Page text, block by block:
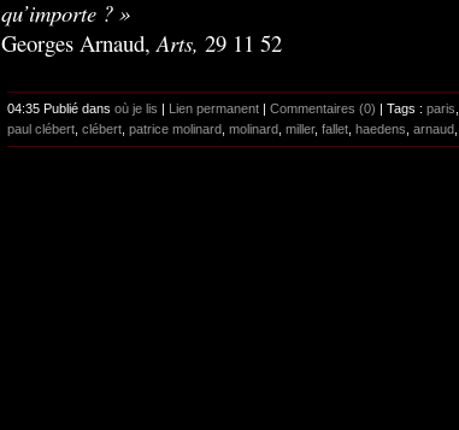
qu’importe ? »
Georges Arnaud,Arts, 29 11 52
04:35 Publié dans où je lis Lien permanent Commentaires (0) | Tags : paris,
paul clébert, clébert, patrice molinard, molinard, miller, fallet, haedens, arnaud,